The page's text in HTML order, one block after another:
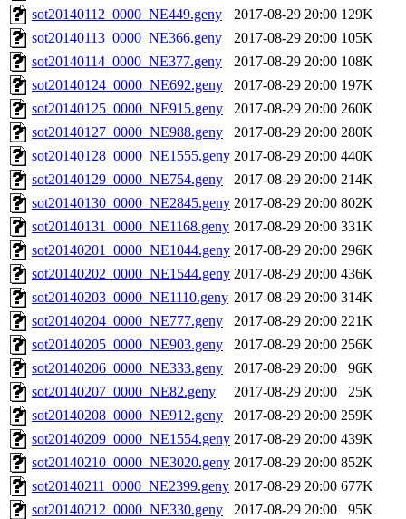
sot20140112_0000_NE449.geny
2017-08-29 20:00 129K
sot20140113_0000_NE366.geny
2017-08-29 20:00 105K
sot20140114_0000_NE377.geny
2017-08-29 20:00 108K
sot20140124_0000_NE692.geny
2017-08-29 20:00 197K
sot20140125_0000_NE915.geny
2017-08-29 20:00 260K
sot20140127_0000_NE988.geny
2017-08-29 20:00 280K
sot20140128_0000_NE1555.geny 2017-08-29 20:00 440K
sot20140129_0000_NE754.geny
2017-08-29 20:00 214K
sot20140130_0000_NE2845.geny 2017-08-29 20:00 802K
sot20140131_0000_NE1168.geny 2017-08-29 20:00 331K
sot20140201_0000_NE1044.geny 2017-08-29 20:00 296K
sot20140202_0000_NE1544.geny 2017-08-29 20:00 436K
sot20140203_0000_NE1110.geny 2017-08-29 20:00 314K
sot20140204_0000_NE777.geny
2017-08-29 20:00 221K
sot20140205_0000_NE903.geny
2017-08-29 20:00 256K
sot20140206_0000_NE333.geny
2017-08-29 20:00
96K
sot20140207_0000_NE82.geny
2017-08-29 20:00
25K
sot20140208_0000_NE912.geny
2017-08-29 20:00 259K
sot20140209_0000_NE1554.geny 2017-08-29 20:00 439K
sot20140210_0000_NE3020.geny 2017-08-29 20:00 852K
sot20140211_0000_NE2399.geny 2017-08-29 20:00 677K
sot20140212_0000_NE330.geny
2017-08-29 20:00
95K